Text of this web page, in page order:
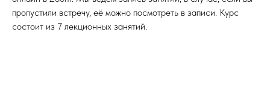
пропустили встречу, её можно посмотреть в записи. Курс
состоит из 7 лекционных занятий.